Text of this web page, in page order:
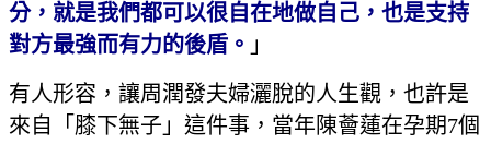
分，就是我們都可以很自在地做自己，也是支持
對方最強而有力的後盾。 」
有人形容，讓周潤發夫婦灑脫的人生觀，也許是
來自「膝下無子」這件事，當年陳薈蓮在孕期7個